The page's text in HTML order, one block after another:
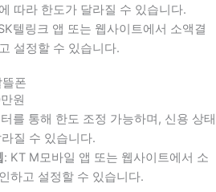
따라 한도가 달라질 수 있습니다.
텔링크 앱 또는 웹사이트에서 소액결
설정할 수 있습니다.
폰
원
를 통해 한도 조정 가능하며, 신용 상태
질 수 있습니다.
: KT M모바일 앱 또는 웹사이트에서 소
하고 설정할 수 있습니다.